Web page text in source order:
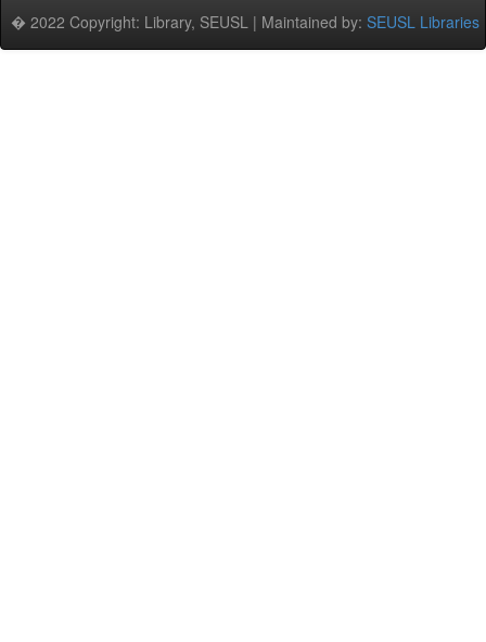
� 2022 Copyright: Library, SEUSL | Maintained by: SEUSL Libraries